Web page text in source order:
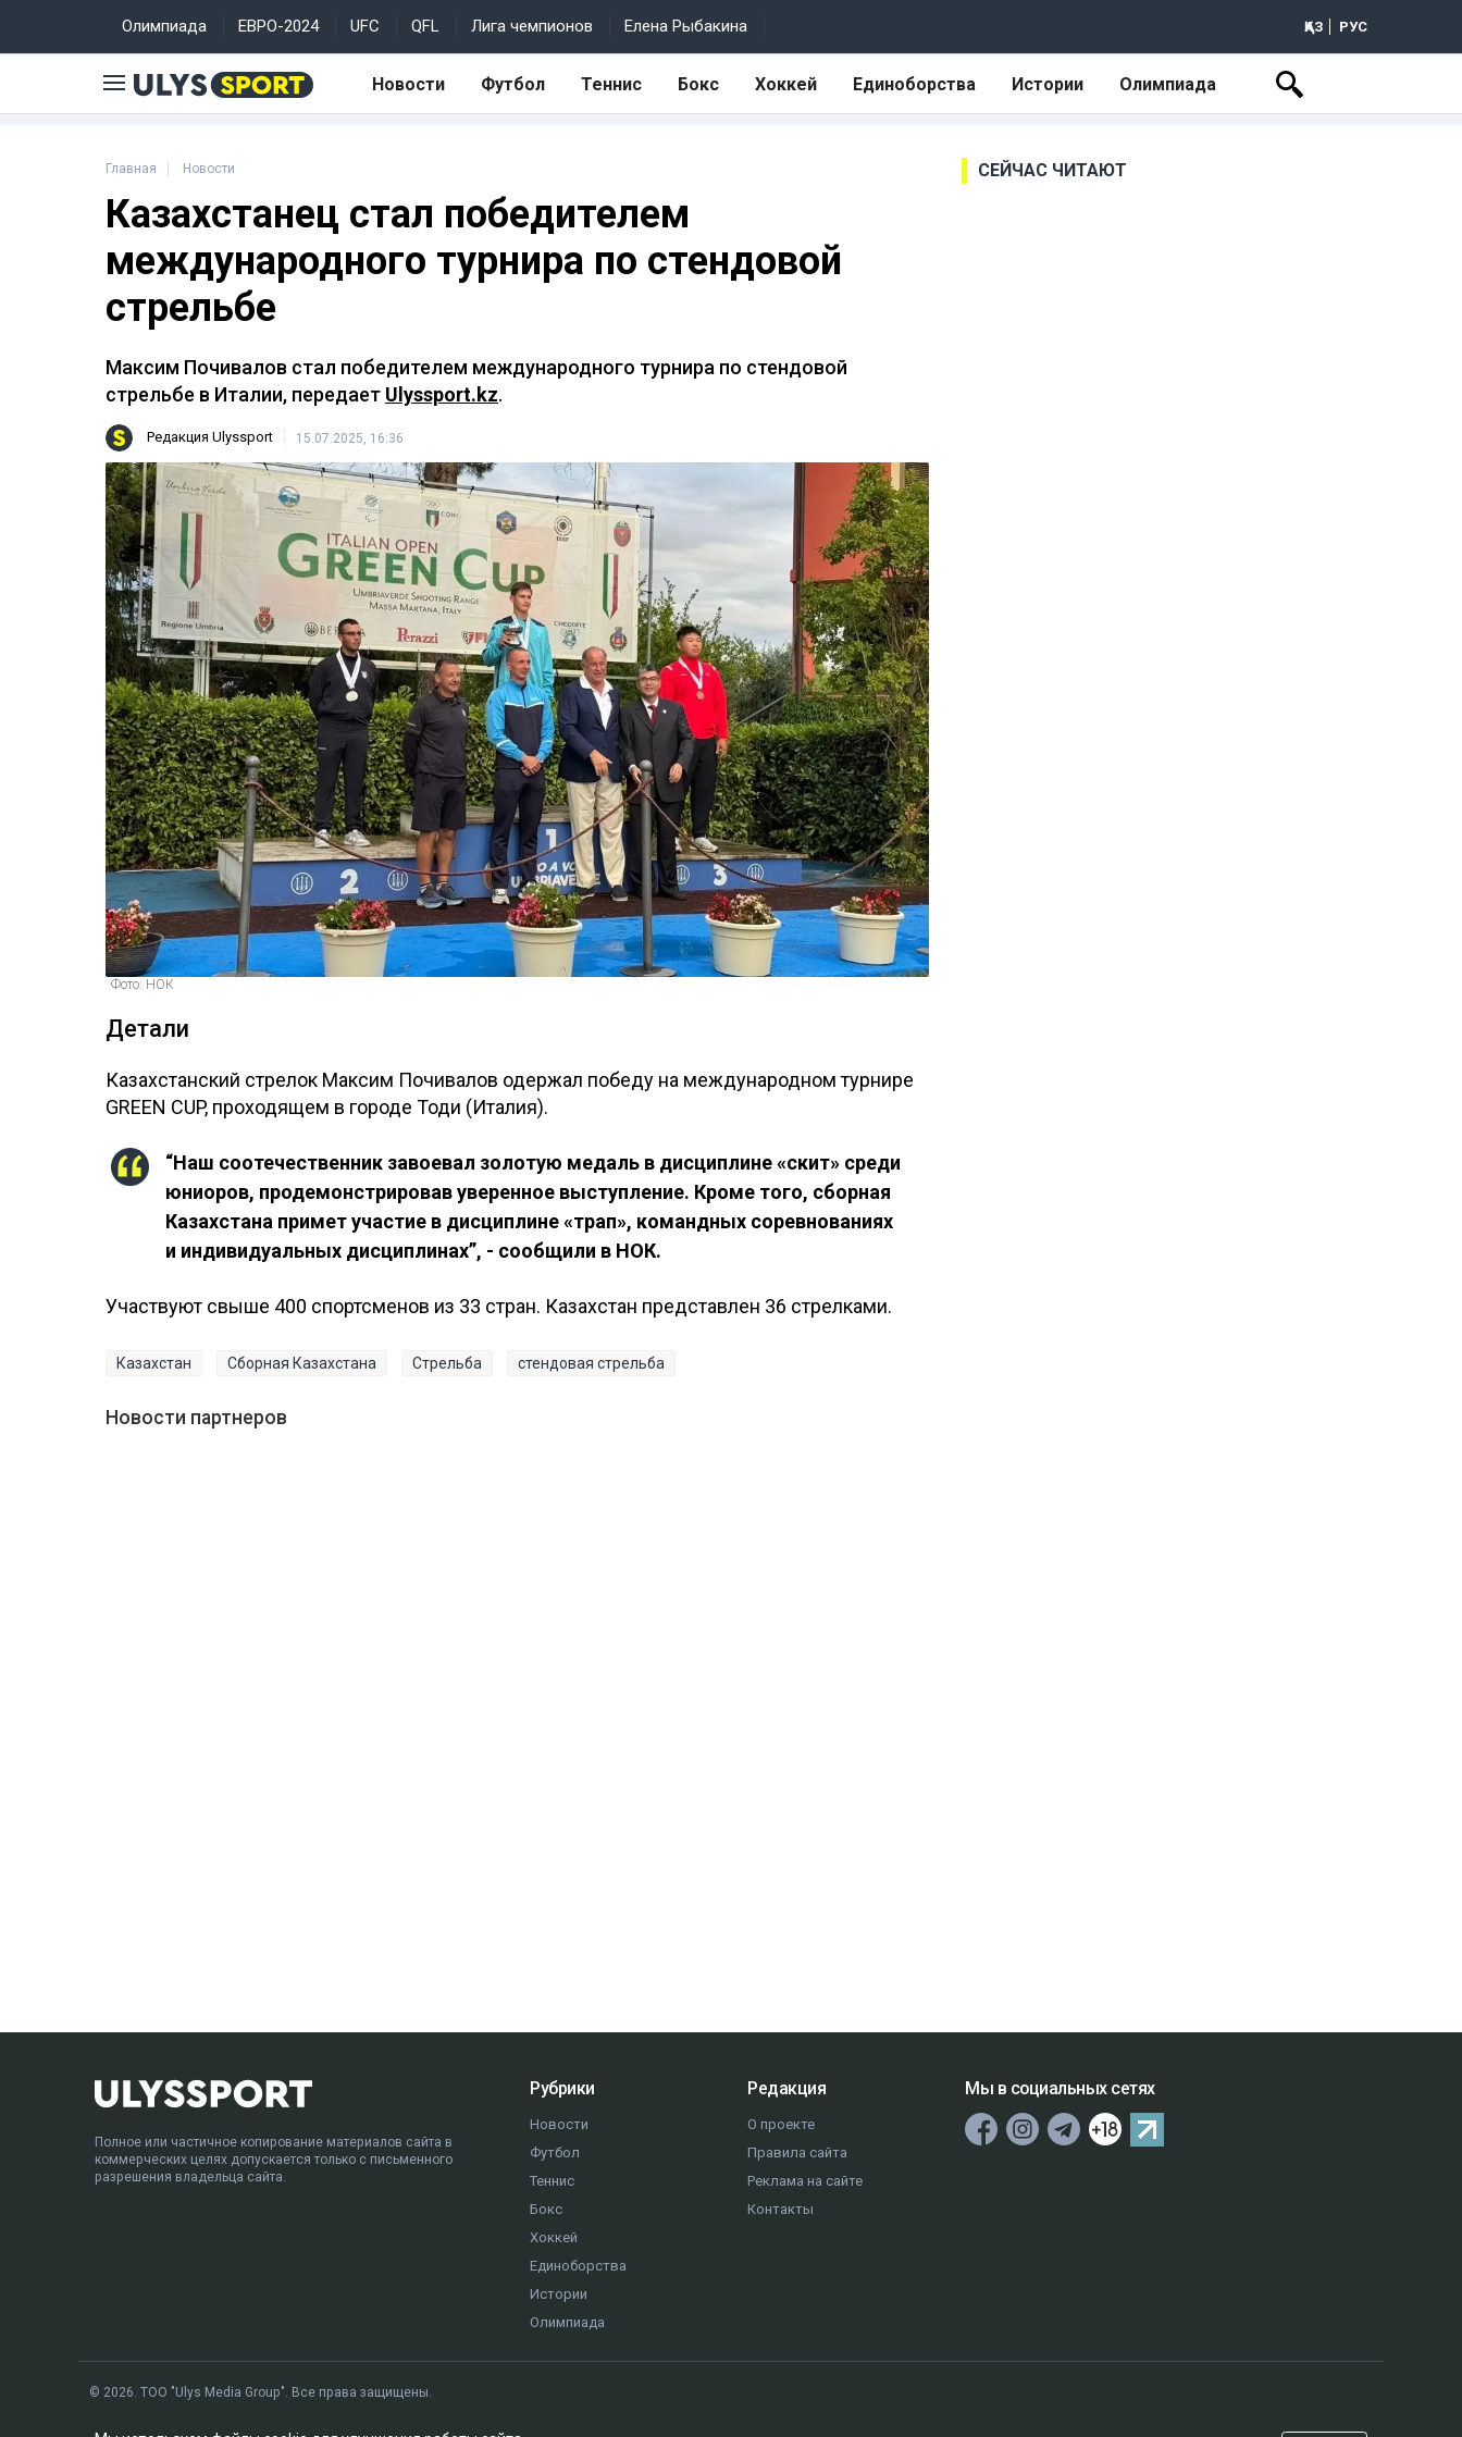
Олимпиада ЕВРО-2024 UFC QFL Лига чемпионов Елена Рыбакина ҚАЗ РУС
Новости Футбол Теннис Бокс Хоккей Единоборства Истории Олимпиада
Главная Новости
Казахстанец стал победителем
международного турнира по стендовой
стрельбе
Максим Почивалов стал победителем международного турнира по стендовой
стрельбе в Италии, передает Ulyssport.kz.
Редакция Ulyssport 15.07.2025, 16:36
Фото: НОК
Детали
Казахстанский стрелок Максим Почивалов одержал победу на международном турнире
GREEN CUP, проходящем в городе Тоди (Италия).
“Наш соотечественник завоевал золотую медаль в дисциплине «скит» среди
юниоров, продемонстрировав уверенное выступление. Кроме того, сборная
Казахстана примет участие в дисциплине «трап», командных соревнованиях
и индивидуальных дисциплинах”, - сообщили в НОК.
Участвуют свыше 400 спортсменов из 33 стран. Казахстан представлен 36 стрелками.
Казахстан Сборная Казахстана Стрельба стендовая стрельба
Новости партнеров
СЕЙЧАС ЧИТАЮТ
Полное или частичное копирование материалов сайта в
коммерческих целях допускается только с письменного
разрешения владельца сайта.
Рубрики
Новости
Футбол
Теннис
Бокс
Хоккей
Единоборства
Истории
Олимпиада
Редакция
О проекте
Правила сайта
Реклама на сайте
Контакты
Мы в социальных сетях
© 2026. ТОО "Ulys Media Group". Все права защищены.